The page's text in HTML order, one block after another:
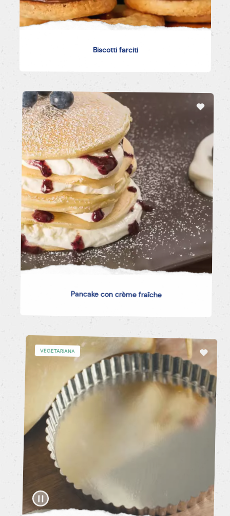
Biscotti farciti
Pancake con crème fraîche
VEGETARIANA